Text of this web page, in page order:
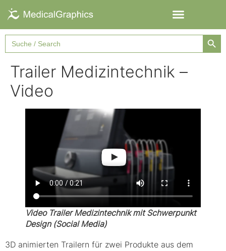
Search
for:
Trailer Medizintechnik –
Video
Video Trailer Medizintechnik mit Schwerpunkt
Design (Social Media)
3D animierten Trailern für zwei Produkte aus dem